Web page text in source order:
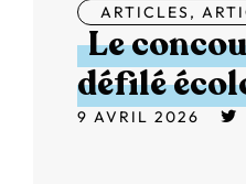
ARTICLES,
Le
défilé
9 AVRIL 2026